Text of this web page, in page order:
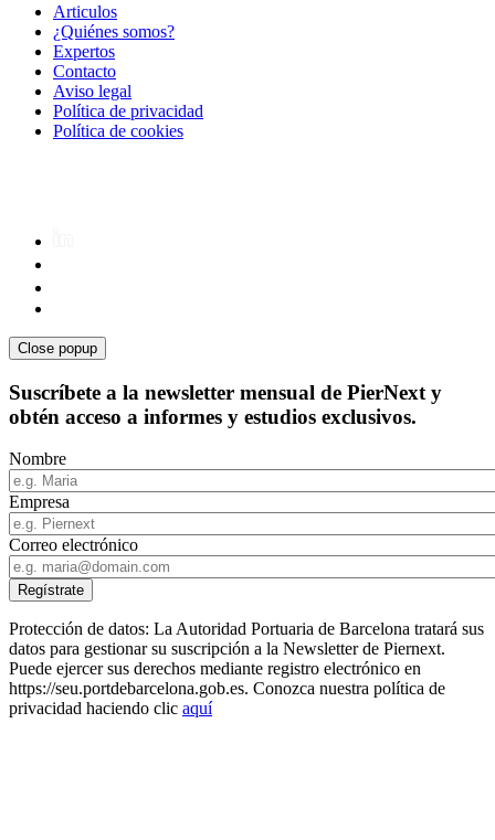
Articulos
¿Quiénes somos?
Expertos
Contacto
Aviso legal
Política de privacidad
Política de cookies
Close popup
Suscríbete a la newsletter mensual de PierNext y
obtén acceso a informes y estudios exclusivos.
Nombre
Empresa
Correo electrónico
Protección de datos: La Autoridad Portuaria de Barcelona tratará sus
datos para gestionar su suscripción a la Newsletter de Piernext.
Puede ejercer sus derechos mediante registro electrónico en
https://seu.portdebarcelona.gob.es. Conozca nuestra política de
privacidad haciendo clic aquí